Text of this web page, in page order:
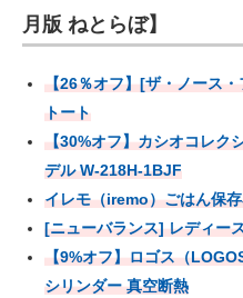
月版 ねとらぼ】
【26％オフ】[ザ・ノース
トート
【30%オフ】カシオコレク
デル W-218H-1BJF
イレモ（iremo）ごはん保
[ニューバランス] レディー
【9%オフ】ロゴス（
シリンダー 真空断熱